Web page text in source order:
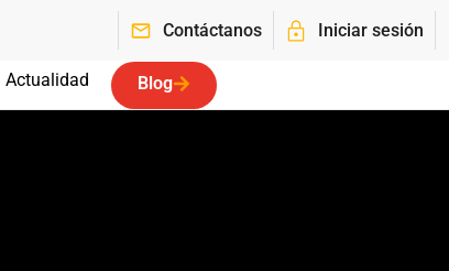
Contáctanos Iniciar sesión
Actualidad Blog